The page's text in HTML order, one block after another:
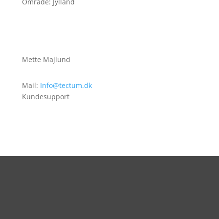
Mette Majlund
Mail: Info@tectum.dk
Kundesupport